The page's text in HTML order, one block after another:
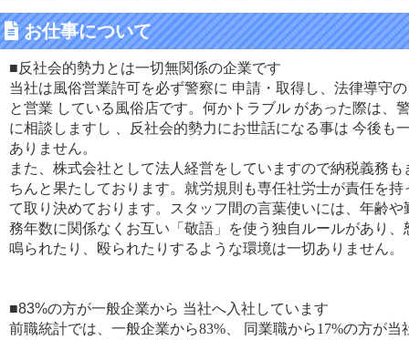
お仕事について
■反社会的勢力とは一切無関係の企業です
当社は風俗営業許可を必ず警察に 申請・取得し、法律導守
と営業 している風俗店です。何かトラブル があった際は、
に相談しますし 、反社会的勢力にお世話になる事は 今後も
ありません。
また、株式会社として法人経営をしていますので納税義務も
ちんと果たしております。就労規則も専任社労士が責任を持
て取り決めております。スタッフ間の言葉使いには、年齢や
務年数に関係なくお互い「敬語」を使う独自ルールがあり、
鳴られたり、殴られたりするような環境は一切ありません。
■83%の方が一般企業から 当社へ入社しています
前職統計では、一般企業から83%、 同業職から17%の方が当